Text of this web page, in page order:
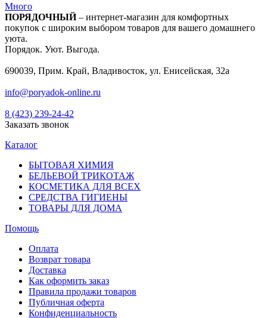
Много
ПОРЯДОЧНЫЙ– интернет-магазин для комфортных
покупок с широким выбором товаров для вашего домашнего
уюта.
Порядок. Уют. Выгода.
690039, Прим. Край, Владивосток, ул. Енисейская, 32а
info@poryadok-online.ru
8 (423) 239-24-42
Заказать звонок
Каталог
БЫТОВАЯ ХИМИЯ
БЕЛЬЕВОЙ ТРИКОТАЖ
КОСМЕТИКА ДЛЯ ВСЕХ
СРЕДСТВА ГИГИЕНЫ
ТОВАРЫ ДЛЯ ДОМА
Помощь
Оплата
Возврат товара
Доставка
Как оформить заказ
Правила продажи товаров
Публичная оферта
Конфиденциальность